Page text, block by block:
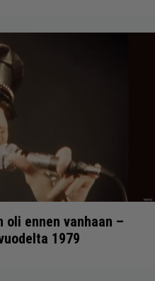
oli ennen vanhaan –
1979